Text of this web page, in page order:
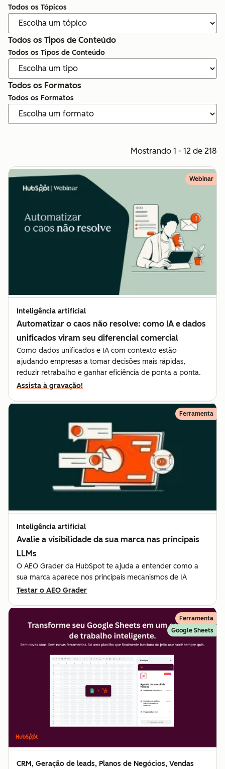
Todos os Tópicos
Todos os Tipos de Conteúdo
Todos os Tipos de Conteúdo
Todos os Formatos
Todos os Formatos
Mostrando 1 - 12 de 218
Webinar
Inteligência artificial
Automatizar o caos não resolve: como IA e dados
unificados viram seu diferencial comercial
Como dados unificados e IA com contexto estão
ajudando empresas a tomar decisões mais rápidas,
reduzir retrabalho e ganhar eficiência de ponta a ponta.
Assista à gravação!
Ferramenta
Inteligência artificial
Avalie a visibilidade da sua marca nas principais
LLMs
O AEO Grader da HubSpot te ajuda a entender como a
sua marca aparece nos principais mecanismos de IA
Testar o AEO Grader
Ferramenta
Google Sheets
CRM, Geração de leads, Planos de Negócios, Vendas